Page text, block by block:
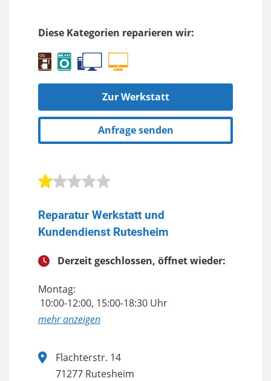
Diese Kategorien reparieren wir:
Zur Werkstatt
Anfrage senden
Reparatur Werkstatt und
Kundendienst Rutesheim
Derzeit geschlossen, öffnet wieder:
Montag:
10:00-12:00, 15:00-18:30 Uhr
anzeigen
Flachterstr. 14
71277 Rutesheim